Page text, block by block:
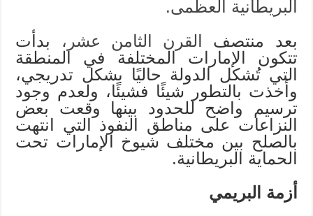
البريطانية العظمى.
بعد منتصف القرن الثامن عشر، بدأت
تتكون الإمارات المختلفة في المنطقة
التي تُشكل الدولة حاليًا بشكل تدريجي،
وأخذت بالتطور شيئًا فشيئًا، ولعدم وجود
ترسيم واضح للحدود بينها وقعت بعض
النزاعات على مناطق النفوذ التي انتهت
بالصلح بين مختلف شيوخ الإمارات تحت
الحماية البريطانية.
أزمة البريمي